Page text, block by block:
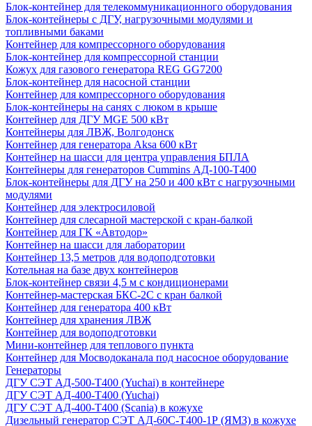
Блок-контейнер для телекоммуникационного оборудования
Блок-контейнеры с ДГУ, нагрузочными модулями и
топливными баками
Контейнер для компрессорного оборудования
Блок-контейнер для компрессорной станции
Кожух для газового генератора REG GG7200
Блок-контейнер для насосной станции
Контейнер для компрессорного оборудования
Блок-контейнеры на санях с люком в крыше
Контейнер для ДГУ MGE 500 кВт
Контейнеры для ЛВЖ, Волгодонск
Контейнер для генератора Aksa 600 кВт
Контейнер на шасси для центра управления БПЛА
Контейнеры для генераторов Cummins АД-100-Т400
Блок-контейнеры для ДГУ на 250 и 400 кВт с нагрузочными
модулями
Контейнер для электросиловой
Контейнер для слесарной мастерской с кран-балкой
Контейнер для ГК «Автодор»
Контейнер на шасси для лаборатории
Контейнер 13,5 метров для водоподготовки
Котельная на базе двух контейнеров
Блок-контейнер связи 4,5 м с кондиционерами
Контейнер-мастерская БКС-2С с кран балкой
Контейнер для генератора 400 кВт
Контейнер для хранения ЛВЖ
Контейнер для водоподготовки
Мини-контейнер для теплового пункта
Контейнер для Мосводоканала под насосное оборудование
Генераторы
ДГУ СЭТ АД-500-Т400 (Yuchai) в контейнере
ДГУ СЭТ АД-400-Т400 (Yuchai)
ДГУ СЭТ АД-400-Т400 (Scania) в кожухе
Дизельный генератор СЭТ АД-60С-Т400-1Р (ЯМЗ) в кожухе